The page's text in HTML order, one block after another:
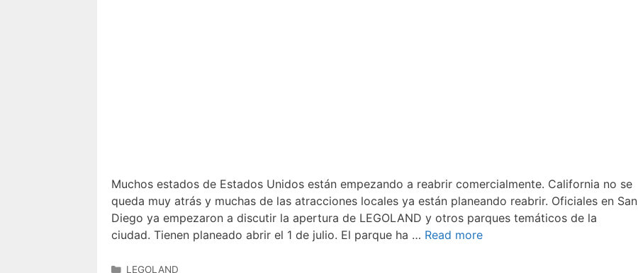
Muchos estados de Estados Unidos están empezando a reabrir comercialmente. California no se
queda muy atrás y muchas de las atracciones locales ya están planeando reabrir. Oficiales en San
Diego ya empezaron a discutir la apertura de LEGOLAND y otros parques temáticos de la
ciudad. Tienen planeado abrir el 1 de julio. El parque ha … Read more
Categories
LEGOLAND